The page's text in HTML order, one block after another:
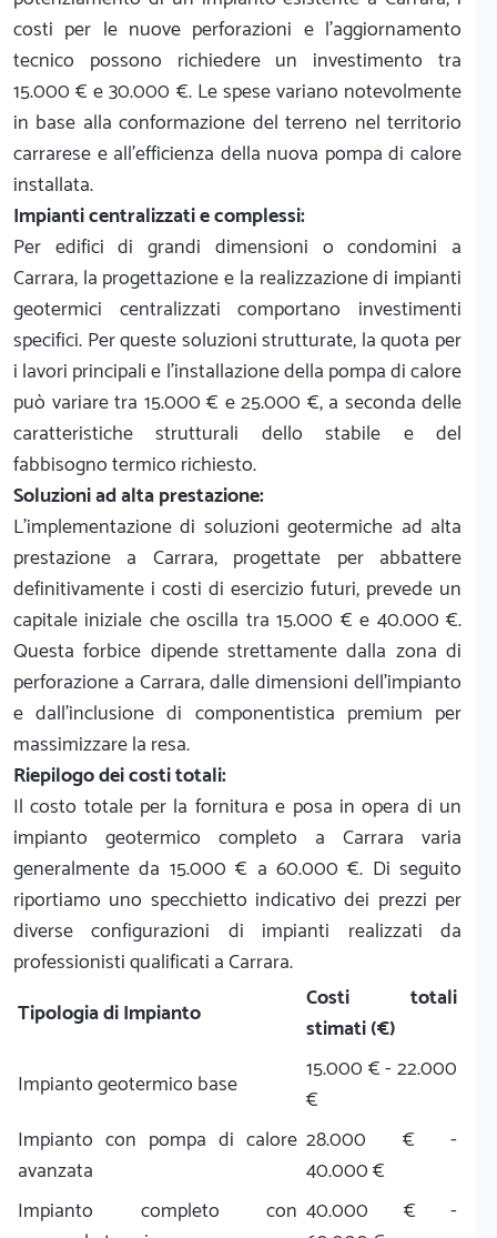
costi per le nuove perforazioni e l'aggiornamento
tecnico possono richiedere un investimento tra
15.000 € e 30.000 €. Le spese variano notevolmente
in base alla conformazione del terreno nel territorio
carrarese e all'efficienza della nuova pompa di calore
installata.
Impianti centralizzati e complessi:
Per edifici di grandi dimensioni o condomini a
Carrara, la progettazione e la realizzazione di impianti
geotermici centralizzati comportano investimenti
specifici. Per queste soluzioni strutturate, la quota per
i lavori principali e l'installazione della pompa di calore
può variare tra 15.000 € e 25.000 €, a seconda delle
caratteristiche strutturali dello stabile e del
fabbisogno termico richiesto.
Soluzioni ad alta prestazione:
L'implementazione di soluzioni geotermiche ad alta
prestazione a Carrara, progettate per abbattere
definitivamente i costi di esercizio futuri, prevede un
capitale iniziale che oscilla tra 15.000 € e 40.000 €.
Questa forbice dipende strettamente dalla zona di
perforazione a Carrara, dalle dimensioni dell'impianto
e dall'inclusione di componentistica premium per
massimizzare la resa.
Riepilogo dei costi totali:
Il costo totale per la fornitura e posa in opera di un
impianto geotermico completo a Carrara varia
generalmente da 15.000 € a 60.000 €. Di seguito
riportiamo uno specchietto indicativo dei prezzi per
diverse configurazioni di impianti realizzati da
professionisti qualificati a Carrara.
Tipologia di Impianto
Costi totali
stimati (€)
Impianto geotermico base
15.000 € - 22.000
€
Impianto con pompa di calore
avanzata
28.000 € -
40.000 €
Impianto completo con 40.000 € -